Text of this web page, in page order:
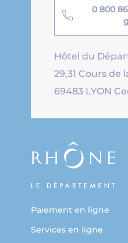
Paiement en ligne
Services en ligne
0 800
Hôtel du
29,31 Cours de
69483 LYON